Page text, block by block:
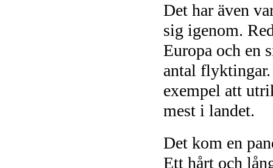
Det har även
sig igenom.
Europa och en
antal
exempel att
mest i landet.
Det kom en
Ett hårt och